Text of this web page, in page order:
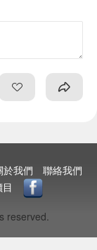
於我們
聯絡我們
reserved.